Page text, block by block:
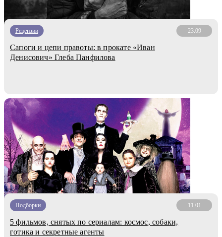
Рецензии 23.09
Сапоги и цепи правоты: в прокате «Иван
Денисович» Глеба Панфилова
Подборки 11.01
5 фильмов, снятых по сериалам: космос, собаки,
готика и секретные агенты